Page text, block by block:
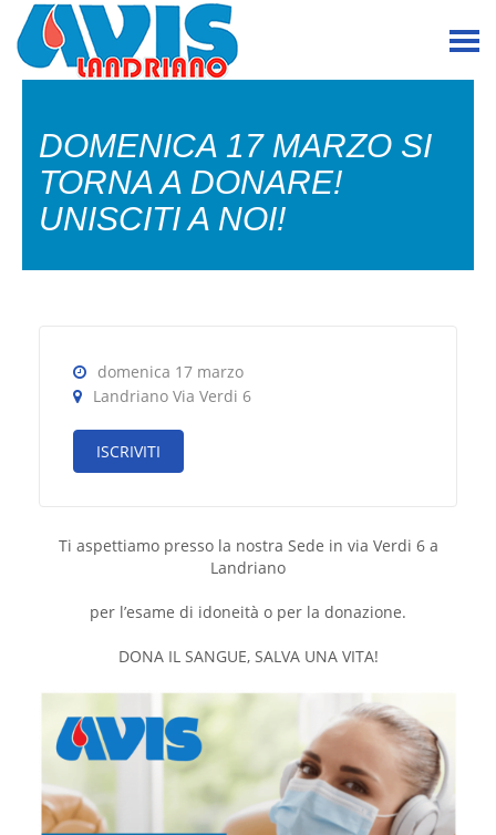
DOMENICA 17 MARZO SI
TORNA A DONARE!
UNISCITI A NOI!
domenica 17 marzo
Landriano Via Verdi 6
ISCRIVITI
Ti aspettiamo presso la nostra Sede in via Verdi 6 a
Landriano
per l’esame di idoneità o per la donazione.
DONA IL SANGUE, SALVA UNA VITA!